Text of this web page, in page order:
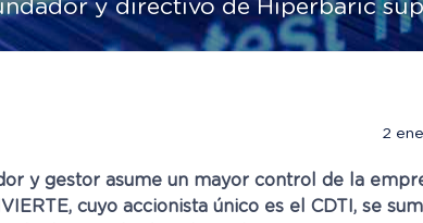
y directivo de Hiperbaric
2
y gestor asume un mayor control de la
cuyo accionista único es el CDTI, se